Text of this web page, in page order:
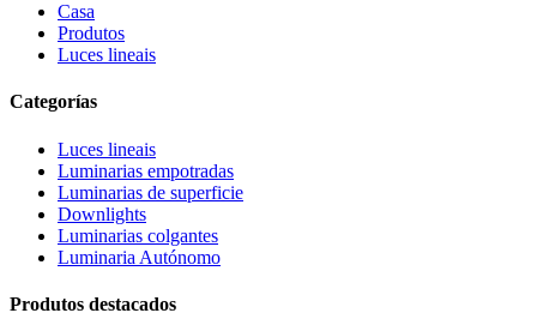
Casa
Produtos
Luces lineais
Categorías
Luces lineais
Luminarias empotradas
Luminarias de superficie
Downlights
Luminarias colgantes
Luminaria Autónomo
Produtos destacados